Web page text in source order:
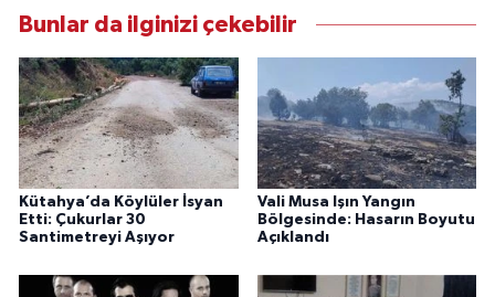
Bunlar da ilginizi çekebilir
Kütahya’da Köylüler İsyan
Etti: Çukurlar 30
Santimetreyi Aşıyor
Vali Musa Işın Yangın
Bölgesinde: Hasarın Boyutu
Açıklandı